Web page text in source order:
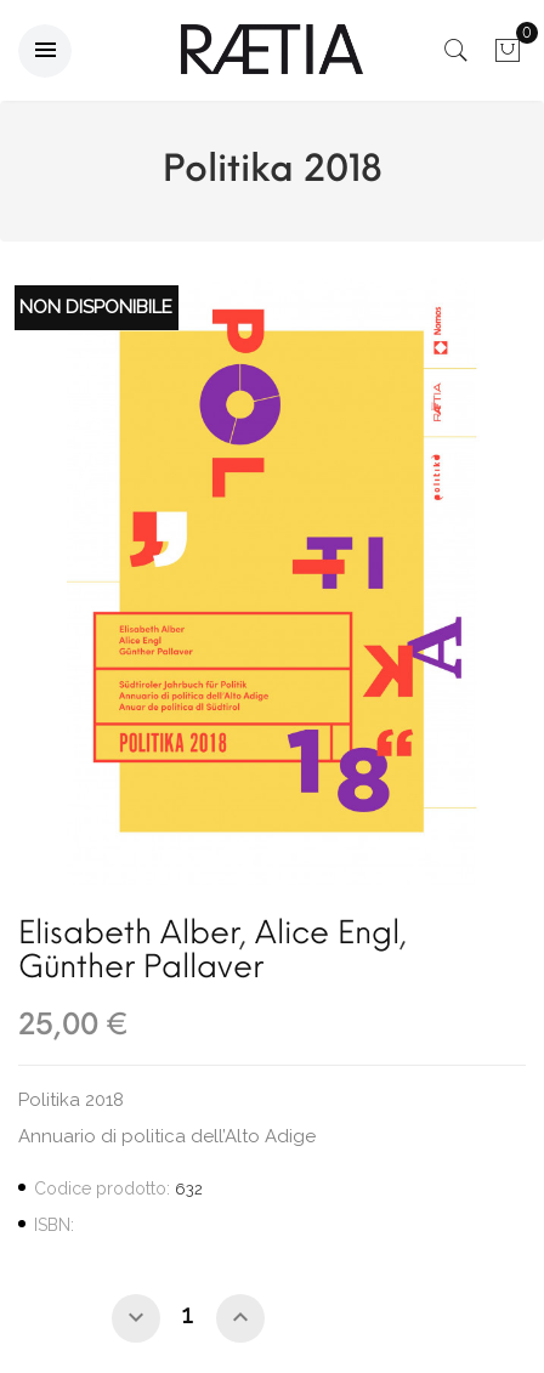
0
Politika 2018
NON DISPONIBILE
Elisabeth Alber, Alice Engl ,
Günther Pallaver
25,00 €
Politika 2018
Annuario di politica dell’Alto Adige
Codice prodotto: 632
ISBN: